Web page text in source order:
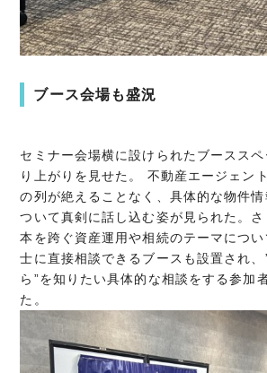
ブース会場も盛況
セミナー会場横に設けられたブースス
り上がりを見せた。 不動産エージェン
の列が絶えることなく、具体的な物件
ついて真剣に話し込む姿が見られた。
本を跨ぐ資産運用や相続のテーマにつ
士に直接相談できるブースも設置され、
ら”を知りたい具体的な相談をする参加
た。